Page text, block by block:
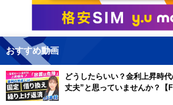
おすすめ動画
どうしたらいい？金利上昇時
丈夫”と思っていませんか？【